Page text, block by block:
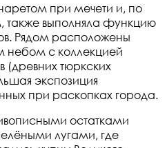
при мечети и, по
выполняла функцию
Рядом расположены
небом с коллекцией
тюркских
экспозиция
при раскопках города.
остатками
лугами, где